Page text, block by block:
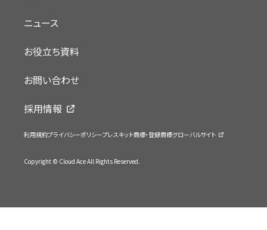
ニュース
お役立ち資料
お問い合わせ
採用情報
利用規約プライバシーポリシープレスキット商標・登録商標グローバルサイト
Copyright © Cloud Ace All Rights Reserved.